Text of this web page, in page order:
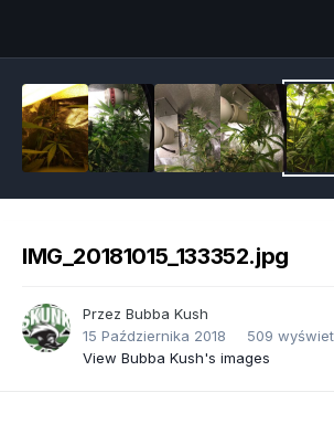
IMG_20181015_133352.jpg
Przez Bubba Kush
15 Października 2018
509
View Bubba Kush's images